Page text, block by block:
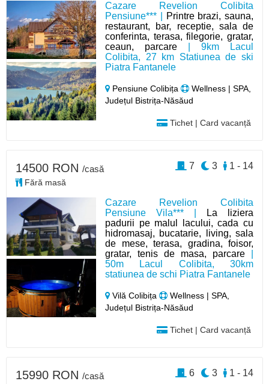
Cazare Revelion Colibita
Pensiune*** |
Printre brazi, sauna,
restaurant, bar, receptie, sala de
conferinta, terasa, filegorie, gratar,
ceaun, parcare | 9km Lacul
Colibita, 27 km Statiunea de ski
Piatra Fantanele
Pensiune Colibița
Wellness | SPA,
Județul Bistrița-Năsăud
Tichet | Card vacanță
Cazare Revelion Colibita
Pensiune Vila*** |
La liziera
padurii pe malul lacului, cada cu
hidromasaj, bucatarie, living, sala
de mese, terasa, gradina, foisor,
gratar, tenis de masa, parcare
50m Lacul Colibita, 30km
statiunea de schi Piatra Fantanele
Vilă Colibița
Wellness | SPA,
Județul Bistrița-Năsăud
Tichet | Card vacanță
14500 RON /casă
Fără masă
1 - 14
3
7
15990 RON /casă 1 - 14
3
6